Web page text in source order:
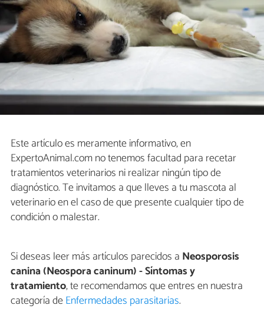
Este artículo es meramente informativo, en
ExpertoAnimal.com no tenemos facultad para recetar
tratamientos veterinarios ni realizar ningún tipo de
diagnóstico. Te invitamos a que lleves a tu mascota al
veterinario en el caso de que presente cualquier tipo de
condición o malestar.
Si deseas leer más artículos parecidos a Neosporosis
canina (Neospora caninum) - Síntomas y
tratamiento, te recomendamos que entres en nuestra
categoría deEnfermedades parasitarias.